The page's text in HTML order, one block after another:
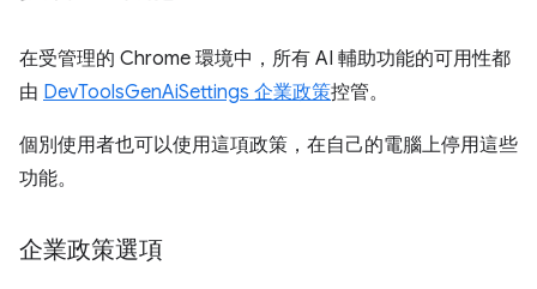
在受管理的 Chrome 環境中，所有 AI 輔助功能的可用性都
由 DevToolsGenAiSettings 企業政策控管。
個別使用者也可以使用這項政策，在自己的電腦上停用這些
功能。
企業政策選項